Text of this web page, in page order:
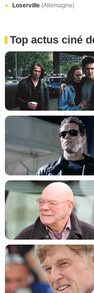
Loserville (Allemagne)
Top actus ciné